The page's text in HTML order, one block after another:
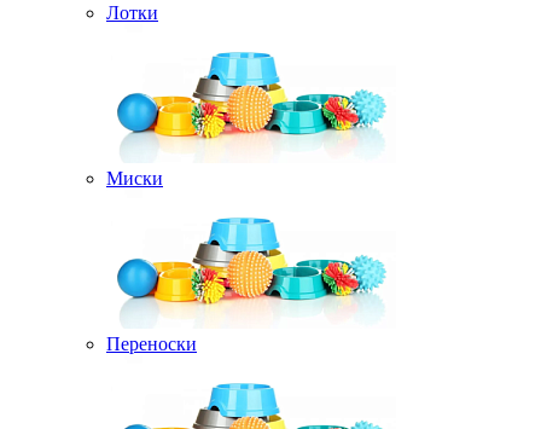
Лотки
Миски
Переноски